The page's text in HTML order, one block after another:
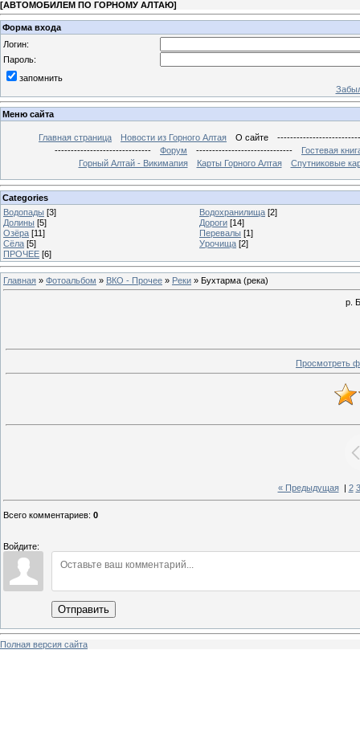
[АВТОМОБИЛЕМ ПО ГОРНОМУ АЛТАЮ]
Форма входа
Логин:
Пароль:
запомнить
Меню сайта
Главная страница Новости из Горного Алтая О сайте
------------------------------
Форум ------------------------------
Гостевая
Горный Алтай - Викимапия
Карты Горного Алтая Спутниковые
Categories
Водопады [3] Водохранилища [2]
Долины [5] Дороги [14]
Озёра [11] Перевалы [1]
Сёла [5] Урочища [2]
ПРОЧЕЕ [6]
Главная » Фотоальбом » ВКО - Прочее » Реки » Бухтарма (река)
р.
Просмотреть
« Предыдущая| 2 3
Всего комментариев: 0
Войдите:
Отправить
Полная версия сайта